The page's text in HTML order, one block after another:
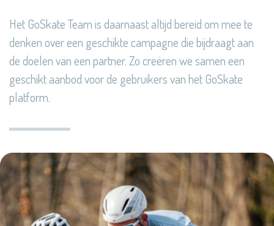
Het GoSkate Team is daarnaast altijd bereid om mee te
denken over een geschikte campagne die bijdraagt aan
de doelen van een partner. Zo creëren we samen een
geschikt aanbod voor de gebruikers van het GoSkate
platform.